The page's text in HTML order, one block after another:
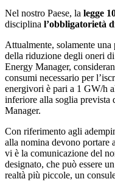
Nel nostro Paese, la legge
disciplina l’obbligatorietà
Attualmente, solamente
della riduzione degli oneri
Energy Manager,
consumi necessario per
energivori è pari a 1 GW/h
inferiore alla soglia prevista
Manager.
Con riferimento agli
alla nomina devono portare
vi è la comunicazione del
designato, che può essere
realtà più piccole, un